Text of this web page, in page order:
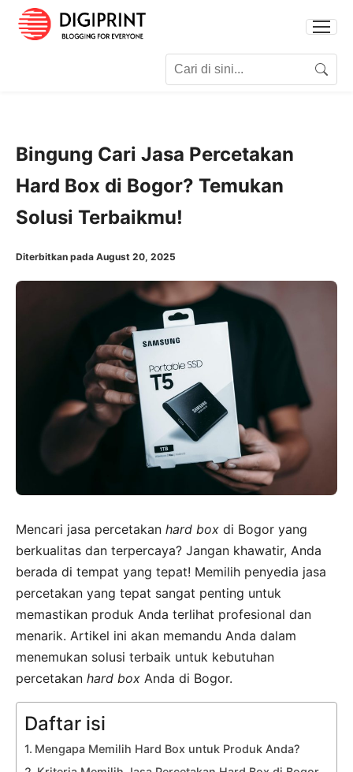
Search
Bingung Cari Jasa Percetakan
Hard Box di Bogor? Temukan
Solusi Terbaikmu!
Diterbitkan pada August 20, 2025
Mencari jasa percetakan hard box di Bogor yang
berkualitas dan terpercaya? Jangan khawatir, Anda
berada di tempat yang tepat! Memilih penyedia jasa
percetakan yang tepat sangat penting untuk
memastikan produk Anda terlihat profesional dan
menarik. Artikel ini akan memandu Anda dalam
menemukan solusi terbaik untuk kebutuhan
percetakan hard box Anda di Bogor.
Daftar isi
Mengapa Memilih Hard Box untuk Produk Anda?